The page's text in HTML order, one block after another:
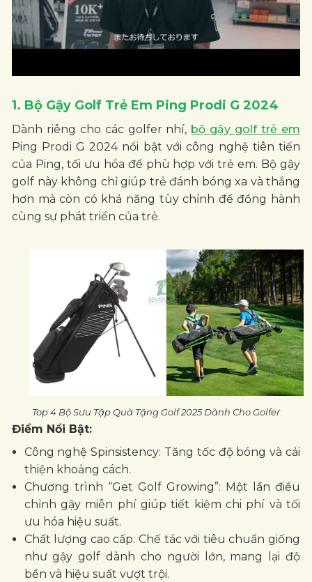
1. Bộ Gậy Golf Trẻ Em Ping Prodi G 2024
Dành riêng cho các golfer nhí, bộ gậy golf trẻ em
Ping Prodi G 2024 nổi bật với công nghệ tiên tiến
của Ping, tối ưu hóa để phù hợp với trẻ em. Bộ gậy
golf này không chỉ giúp trẻ đánh bóng xa và thẳng
hơn mà còn có khả năng tùy chỉnh để đồng hành
cùng sự phát triển của trẻ.
Top 4 Bộ Sưu Tập Quà Tặng Golf 2025 Dành Cho Golfer
Điểm Nổi Bật:
Công nghệ Spinsistency: Tăng tốc độ bóng và cải
thiện khoảng cách.
Chương trình “Get Golf Growing”: Một lần điều
chỉnh gậy miễn phí giúp tiết kiệm chi phí và tối
ưu hóa hiệu suất.
Chất lượng cao cấp: Chế tác với tiêu chuẩn giống
như gậy golf dành cho người lớn, mang lại độ
bền và hiệu suất vượt trội.